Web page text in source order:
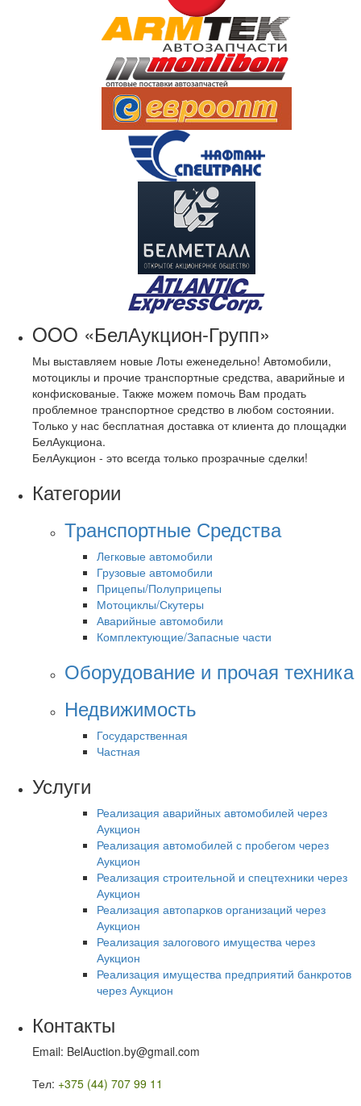
OOO «БелАукцион-Групп»
Мы выставляем новые Лоты еженедельно! Автомобили,
мотоциклы и прочие транспортные средства, аварийные и
конфискованые. Также можем помочь Вам продать
проблемное транспортное средство в любом состоянии.
Только у нас бесплатная доставка от клиента до площадки
БелАукциона.
БелАукцион - это всегда только прозрачные сделки!
Категории
Транспортные Средства
Легковые автомобили
Грузовые автомобили
Прицепы/Полуприцепы
Мотоциклы/Скутеры
Аварийные автомобили
Комплектующие/Запасные части
Оборудование и прочая техника
Недвижимость
Государственная
Частная
Услуги
Реализация аварийных автомобилей через
Аукцион
Реализация автомобилей с пробегом через
Аукцион
Реализация строительной и спецтехники через
Аукцион
Реализация автопарков организаций через
Аукцион
Реализация залогового имущества через
Аукцион
Реализация имущества предприятий банкротов
через Аукцион
Контакты
Email: BelAuction.by@gmail.com
Тел: +375 (44) 707 99 11